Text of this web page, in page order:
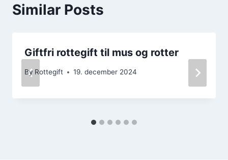
Similar Posts
Giftfri rottegift til mus og rotter
By Rottegift 19. december 2024